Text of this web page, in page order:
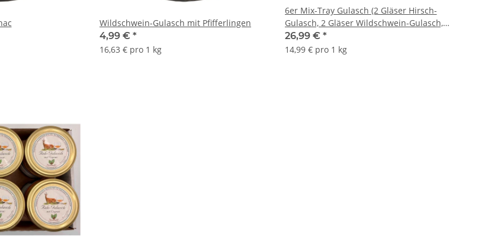
Wildschwein-Gulasch mit Pfifferlingen
4,99 € *
16,63 € pro 1 kg
6er Mix-Tray Gulasch (2 Gläser Hirsch-
Gulasch, 2 Gläser Wildschwein-Gulasch, 2
Gläser Reh-Gulasch)
26,99 € *
14,99 € pro 1 kg